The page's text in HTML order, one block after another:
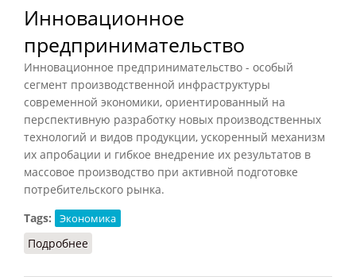
Инновационное
предпринимательство
Инновационное предпринимательство - особый
сегмент производственной инфраструктуры
современной экономики, ориентированный на
перспективную разработку новых производственных
технологий и видов продукции, ускоренный механизм
их апробации и гибкое внедрение их результатов в
массовое производство при активной подготовке
потребительского рынка.
Tags:
Экономика
Подробнее